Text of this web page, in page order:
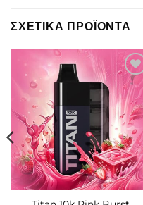
ΣΧΕΤΙΚΆ ΠΡΟΪΌΝΤΑ
Πρόσθήκη
στην λίστα
επιθυμιών